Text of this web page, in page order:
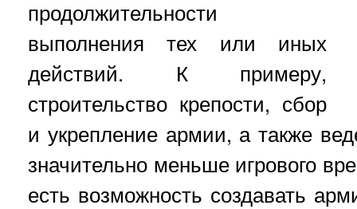
продолжительности
выполнения тех или иных
действий. К примеру,
строительство крепости, сбор
и укрепление армии, а также
значительно меньше игрового
есть возможность создавать